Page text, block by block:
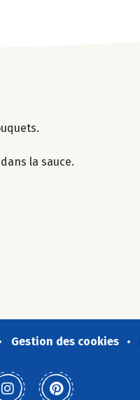
la sauce.
Gestion des cookies